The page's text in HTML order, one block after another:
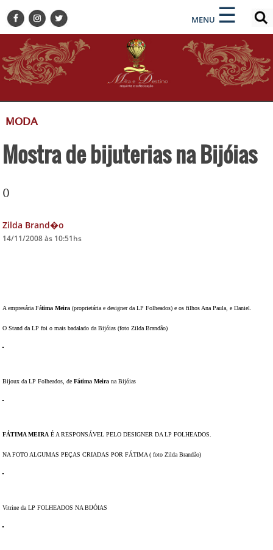
MENU ☰
×
BELEZA
BUSINESS E NEGÓCIOS
CULTURA
DESTINOS
GASTRONOMIA
HOTELARIA
FALE CONOSCO
×
ENCONTRE SUA NOTÍCIA
MODA
Mostra de bijuterias na Bijóias
0
Zilda Brand�o
14/11/2008 às 10:51hs
A empresária Fátima Meira (proprietária e designer da LP Folheados) e os filhos Ana Paula, e Daniel.
O Stand da LP foi o mais badalado da Bijóias (foto Zilda Brandão)
Bijoux da LP Folheados, deFátima Meira na Bijóias
FÁTIMA MEIRA É A RESPONSÁVEL PELO DESIGNER DA LP FOLHEADOS.
NA FOTO ALGUMAS PEÇAS CRIADAS POR FÁTIMA ( foto Zilda Brandão)
Vitrine da LP FOLHEADOS NA BIJÓIAS